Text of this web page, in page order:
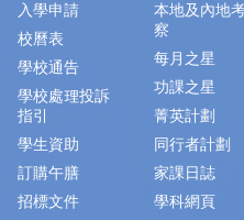
入學申請
校曆表
學校通告
學校處理投訴
指引
學生資助
訂購午膳
招標文件
本地及內地
察
每月之星
功課之星
菁英計劃
同行者計劃
家課日誌
學科網頁